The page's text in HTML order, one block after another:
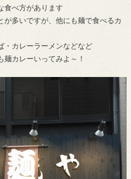
食べ方があります
が多いですが、他にも麺で食べるカ
・カレーラーメンなどなど
麺カレーいってみよ～！